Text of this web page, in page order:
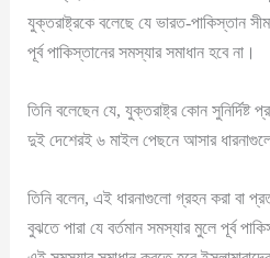
যুক্তরাষ্ট্রকে বলেছে যে ভারত-পাকিস্তান
পূর্ব পাকিস্তানের সমস্যার সমাধান হবে না।
তিনি বলেছেন যে, যুক্তরাষ্ট্র কোন সুনির্দিষ্ট
দুই দেশেরই ৬ মাইল পেছনে আসার
তিনি বলেন, এই ধারনাগুলো গ্রহন করা বা
বুঝতে পারা যে বর্তমান সমস্যার মুলে পূর্ব